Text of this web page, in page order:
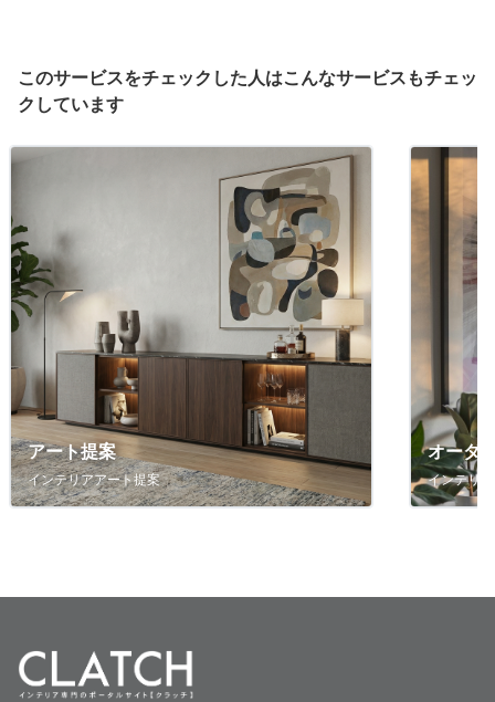
このサービスをチェックした人はこんなサービスもチェッ
クしています
アート提案
インテリアアート提案
オーダ
インテリ